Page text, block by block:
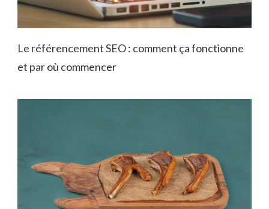
Le référencement SEO : comment ça fonctionne
et par où commencer